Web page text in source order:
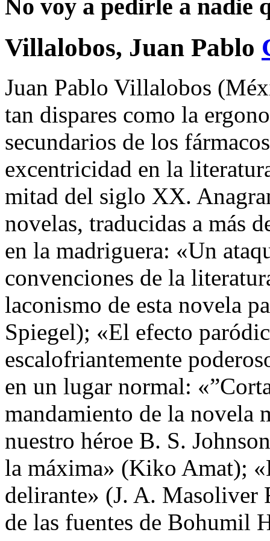
No voy a pedirle a nadie
Villalobos, Juan Pablo
Juan Pablo Villalobos
tan dispares como la
secundarios de los
excentricidad en la
mitad del siglo XX.
novelas, traducidas a más
en la madriguera: «Un
convenciones de la
laconismo de esta novela
Spiegel); «El efecto
escalofriantemente
en un lugar normal:
mandamiento de la novela
nuestro héroe B. S.
la máxima» (Kiko Amat);
delirante» (J. A. Masoliver
de las fuentes de Bohumil